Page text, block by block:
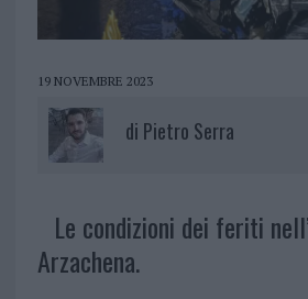
19 NOVEMBRE 2023
di Pietro Serra
Le condizioni dei feriti
Arzachena.